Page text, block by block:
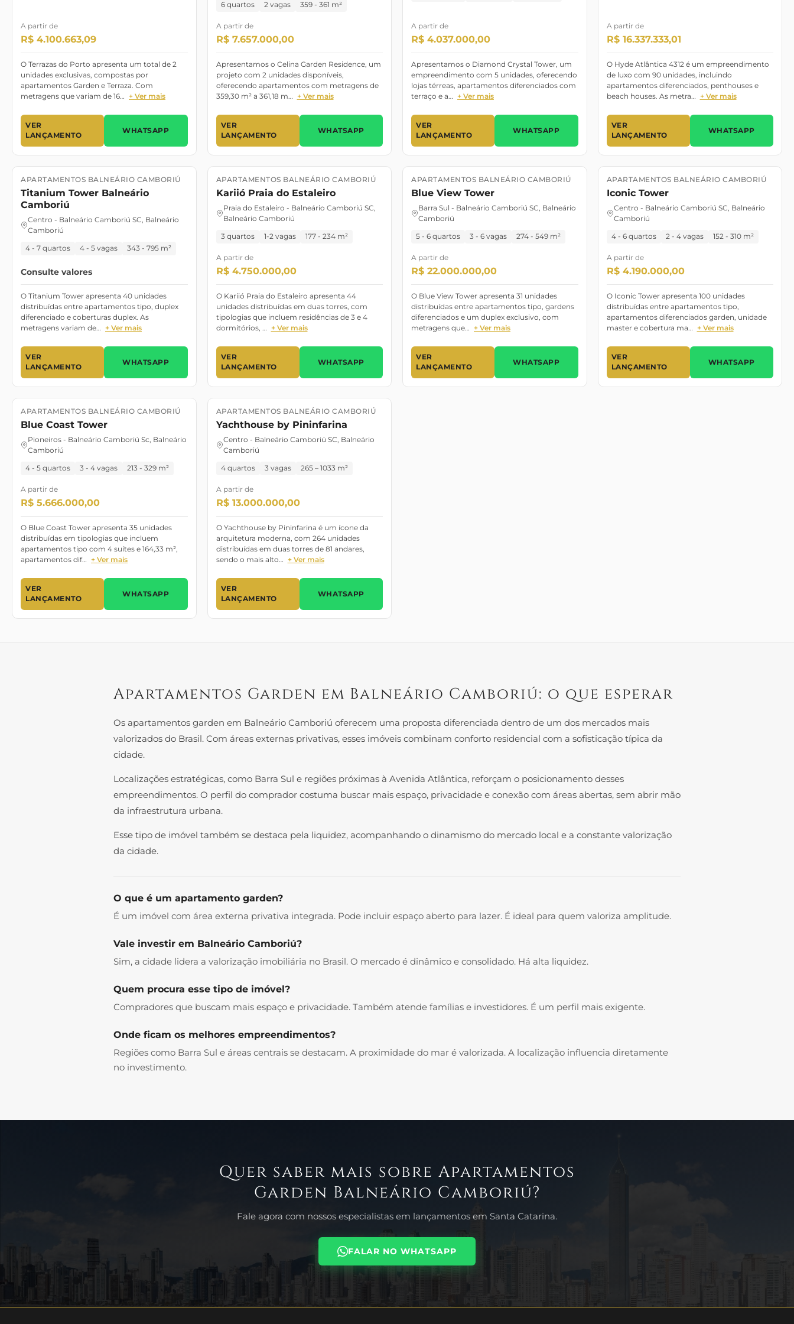
A partir de
R$ 4.100.663,09
O Terrazas do Porto apresenta um total de 2
unidades exclusivas, compostas por
apartamentos Garden e Terraza. Com
metragens que variam de 16… + Ver mais
VER
LANÇAMENTO
WHATSAPP
6 quartos 2 vagas 359 - 361 m²
A partir de
R$ 7.657.000,00
Apresentamos o Celina Garden Residence, um
projeto com 2 unidades disponíveis,
oferecendo apartamentos com metragens de
359,30 m² a 361,18 m… + Ver mais
VER
LANÇAMENTO
WHATSAPP
A partir de
R$ 4.037.000,00
Apresentamos o Diamond Crystal Tower, um
empreendimento com 5 unidades, oferecendo
lojas térreas, apartamentos diferenciados com
terraço e a… + Ver mais
VER
LANÇAMENTO
WHATSAPP
A partir de
R$ 16.337.333,01
O Hyde Atlântica 4312 é um empreendimento
de luxo com 90 unidades, incluindo
apartamentos diferenciados, penthouses e
beach houses. As metra… + Ver mais
VER
LANÇAMENTO
WHATSAPP
Lançamento
APARTAMENTOS BALNEÁRIO CAMBORIÚ
Titanium Tower Balneário
Camboriú
Centro - Balneário Camboriú SC, Balneário
Camboriú
4 - 7 quartos 4 - 5 vagas 343 - 795 m²
Consulte valores
O Titanium Tower apresenta 40 unidades
distribuídas entre apartamentos tipo, duplex
diferenciado e coberturas duplex. As
metragens variam de… + Ver mais
VER
LANÇAMENTO
WHATSAPP
Lançamento 2029
APARTAMENTOS BALNEÁRIO CAMBORIÚ
Kariió Praia do Estaleiro
Praia do Estaleiro - Balneário Camboriú SC,
Balneário Camboriú
3 quartos 1-2 vagas 177 - 234 m²
A partir de
R$ 4.750.000,00
O Kariió Praia do Estaleiro apresenta 44
unidades distribuídas em duas torres, com
tipologias que incluem residências de 3 e 4
dormitórios, … + Ver mais
VER
LANÇAMENTO
WHATSAPP
Lançamento Lançamento
APARTAMENTOS BALNEÁRIO CAMBORIÚ
Blue View Tower
Barra Sul - Balneário Camboriú SC, Balneário
Camboriú
5 - 6 quartos 3 - 6 vagas 274 - 549 m²
A partir de
R$ 22.000.000,00
O Blue View Tower apresenta 31 unidades
distribuídas entre apartamentos tipo, gardens
diferenciados e um duplex exclusivo, com
metragens que… + Ver mais
VER
LANÇAMENTO
WHATSAPP
Lançamento Lançamento
APARTAMENTOS BALNEÁRIO CAMBORIÚ
Iconic Tower
Centro - Balneário Camboriú SC, Balneário
Camboriú
4 - 6 quartos 2 - 4 vagas 152 - 310 m²
A partir de
R$ 4.190.000,00
O Iconic Tower apresenta 100 unidades
distribuídas entre apartamentos tipo,
apartamentos diferenciados garden, unidade
master e cobertura ma… + Ver mais
VER
LANÇAMENTO
WHATSAPP
Lançamento Lançamento
APARTAMENTOS BALNEÁRIO CAMBORIÚ
Blue Coast Tower
Pioneiros - Balneário Camboriú Sc, Balneário
Camboriú
4 - 5 quartos 3 - 4 vagas 213 - 329 m²
A partir de
R$ 5.666.000,00
O Blue Coast Tower apresenta 35 unidades
distribuídas em tipologias que incluem
apartamentos tipo com 4 suítes e 164,33 m²,
apartamentos dif… + Ver mais
VER
LANÇAMENTO
WHATSAPP
Lançamento Pronto
APARTAMENTOS BALNEÁRIO CAMBORIÚ
Yachthouse by Pininfarina
Centro - Balneário Camboriú SC, Balneário
Camboriú
4 quartos 3 vagas 265 – 1033 m²
A partir de
R$ 13.000.000,00
O Yachthouse by Pininfarina é um ícone da
arquitetura moderna, com 264 unidades
distribuídas em duas torres de 81 andares,
sendo o mais alto… + Ver mais
VER
LANÇAMENTO
WHATSAPP
Apartamentos Garden em Balneário Camboriú: o que esperar
Os apartamentos garden em Balneário Camboriú oferecem uma proposta diferenciada dentro de um dos mercados mais
valorizados do Brasil. Com áreas externas privativas, esses imóveis combinam conforto residencial com a sofisticação típica da
cidade.
Localizações estratégicas, como Barra Sul e regiões próximas à Avenida Atlântica, reforçam o posicionamento desses
empreendimentos. O perfil do comprador costuma buscar mais espaço, privacidade e conexão com áreas abertas, sem abrir mão
da infraestrutura urbana.
Esse tipo de imóvel também se destaca pela liquidez, acompanhando o dinamismo do mercado local e a constante valorização
da cidade.
O que é um apartamento garden?
É um imóvel com área externa privativa integrada. Pode incluir espaço aberto para lazer. É ideal para quem valoriza amplitude.
Vale investir em Balneário Camboriú?
Sim, a cidade lidera a valorização imobiliária no Brasil. O mercado é dinâmico e consolidado. Há alta liquidez.
Quem procura esse tipo de imóvel?
Compradores que buscam mais espaço e privacidade. Também atende famílias e investidores. É um perfil mais exigente.
Onde ficam os melhores empreendimentos?
Regiões como Barra Sul e áreas centrais se destacam. A proximidade do mar é valorizada. A localização influencia diretamente
no investimento.
Quer saber mais sobre Apartamentos
Garden Balneário Camboriú?
Fale agora com nossos especialistas em lançamentos em Santa Catarina.
FALAR NO WHATSAPP